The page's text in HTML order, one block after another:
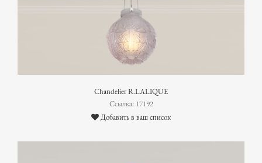
Chandelier R.LALIQUE
Ссылка: 17192
Добавить в ваш список